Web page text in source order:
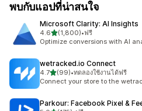
พบกับแอปที่น่าสนใจ
Microsoft Clarity: AI Insights
4.6เต็ม 5 ดาว
(1,800)
ทั้งหมด 1800 รีวิว
•ฟรี
Optimize conversions with AI
wetracked.io Connect
4.7เต็ม 5 ดาว
(99)
ทั้งหมด 99 รีวิว
•ทดลองใช้งานได้ฟรี
Connect your store to the
Parkour: Facebook Pixel &